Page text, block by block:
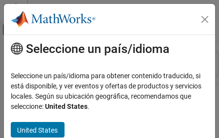
Saltar al contenido
Mostrar/ocultar menú de navegación
Recurso
Contenido principal
Seleccione un país/idioma
Seleccione un país/idioma para obtener contenido traducido, si
está disponible, y ver eventos y ofertas de productos y servicios
locales. Según su ubicación geográfica, recomendamos que
seleccione:United States.
United States